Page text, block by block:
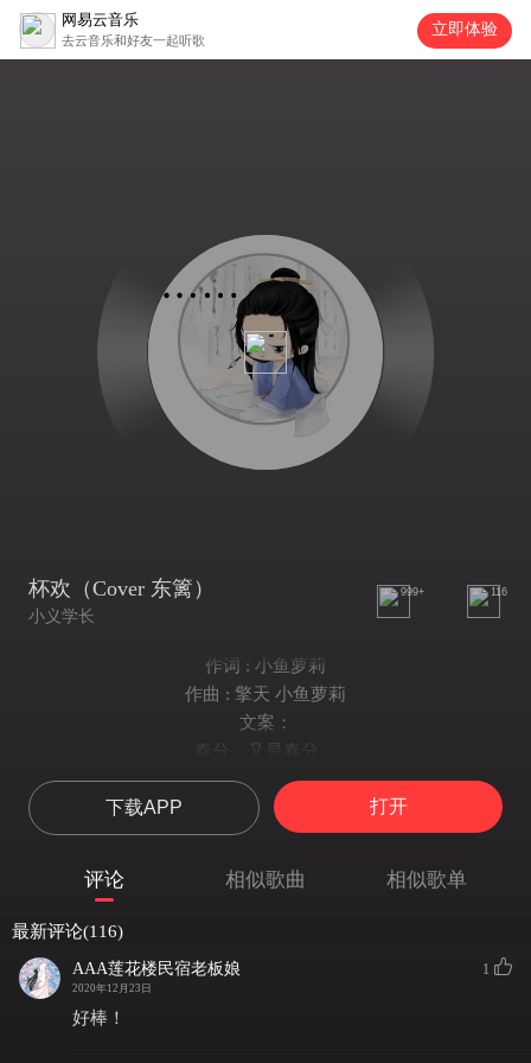
网易云音乐
去云音乐和好友一起听歌
立即体验
杯欢（Cover 东篱）
小义学长
999+ 116
作词 : 小鱼萝莉
作曲 : 擎天 小鱼萝莉
文案：
春分，又是春分。
在我不多的余生，追忆琼觞的故事，
而弄玉的眼神永远那么悲伤，因为有太多的往事，
人生恍若一场醉，醉里似有一场孽火。
入暮，执一壶解忧杜康
黯然将悲欢浅尝
下载APP 打开
评论 相似歌曲 相似歌单
最新评论(116)
AAA莲花楼民宿老板娘
2020年12月23日
1
好棒！